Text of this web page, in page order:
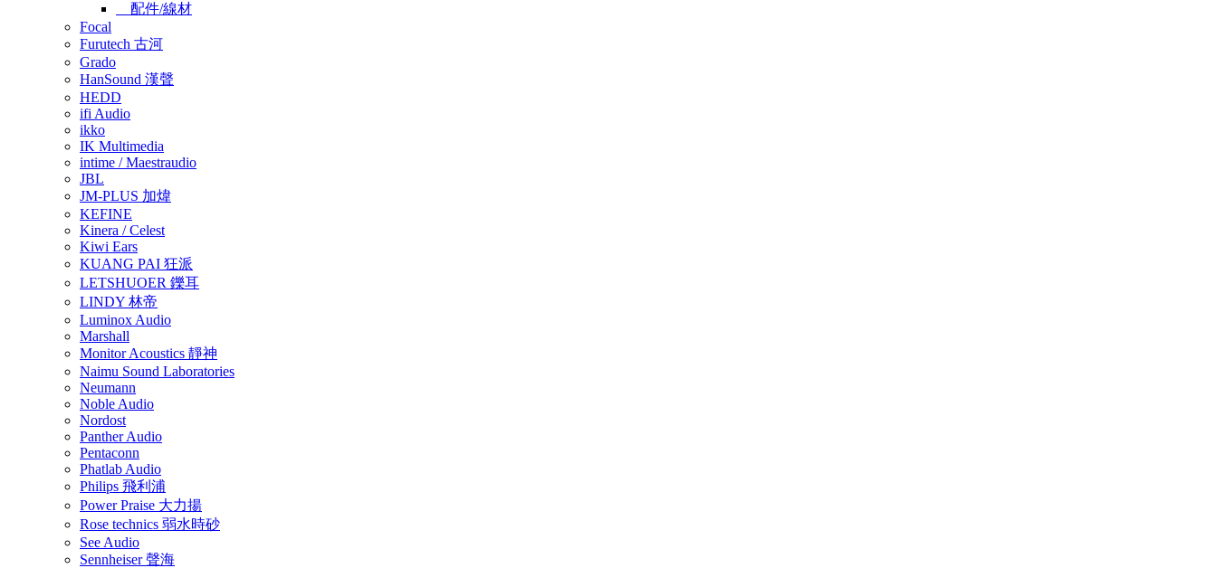
配件/線材
Focal
Furutech 古河
Grado
HanSound 漢聲
HEDD
ifi Audio
ikko
IK Multimedia
intime / Maestraudio
JBL
JM-PLUS 加煒
KEFINE
Kinera / Celest
Kiwi Ears
KUANG PAI 狂派
LETSHUOER 鑠耳
LINDY 林帝
Luminox Audio
Marshall
Monitor Acoustics 靜神
Naimu Sound Laboratories
Neumann
Noble Audio
Nordost
Panther Audio
Pentaconn
Phatlab Audio
Philips 飛利浦
Power Praise 大力揚
Rose technics 弱水時砂
See Audio
Sennheiser 聲海